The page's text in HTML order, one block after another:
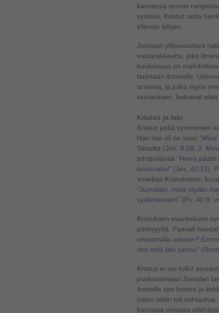
kansansa synnin
syntisiä, Kristus antoi
elämän lahjan.
Jumalan ylitsevuotava
vastarakkautta, joka
kuuliaisuus on
tarjotaan ihmiselle.
arvossa, ja jotka myös
siunauksen, haluavat
Kristus ja laki
Kristus pitää kymmenen
Hän itse oli se suuri "Minä
Siinailta (Joh. 8:58; 2.
tehtäväänsä "Herra päätti
loistavaksi" (Jes. 42:21) .
soveltaa Kristukseen,
"Jumalani, minä täytän
sydämessäni" (Ps. 40:9:
Kristuksen evankeliumi
pätevyyttä. Paavali
vetoamalla uskoon?
sen mitä laki sanoo"
Kristus ei siis tullut
puolustamaan Jumalan
ihmisille sen loistoa ja
miten lakiin tuli
korostaa omassa